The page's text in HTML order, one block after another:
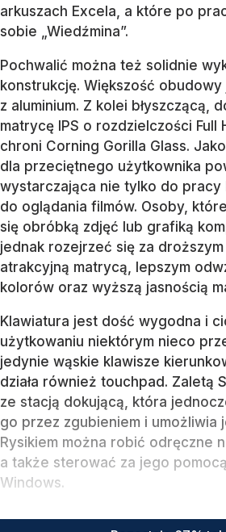
arkuszach Excela, a które po
sobie „Wiedźmina”.
Pochwalić można też solidnie
konstrukcję. Większość
z aluminium. Z kolei błyszczącą,
matrycę IPS o rozdzielczości Full
chroni Corning Gorilla Glass.
dla przeciętnego użytkownika
wystarczająca nie tylko do
do oglądania filmów. Osoby,
się obróbką zdjęć lub grafiką
jednak rozejrzeć się za
atrakcyjną matrycą, lepszym
kolorów oraz wyższą jasnością
Klawiatura jest dość wygodna i
użytkowaniu niektórym nieco
jedynie wąskie klawisze
działa również touchpad. Zaletą
ze stacją dokującą, która
go przez zgubieniem i umożliwia
Rysikiem można robić odręczne
a także sterować za jego
Windows.